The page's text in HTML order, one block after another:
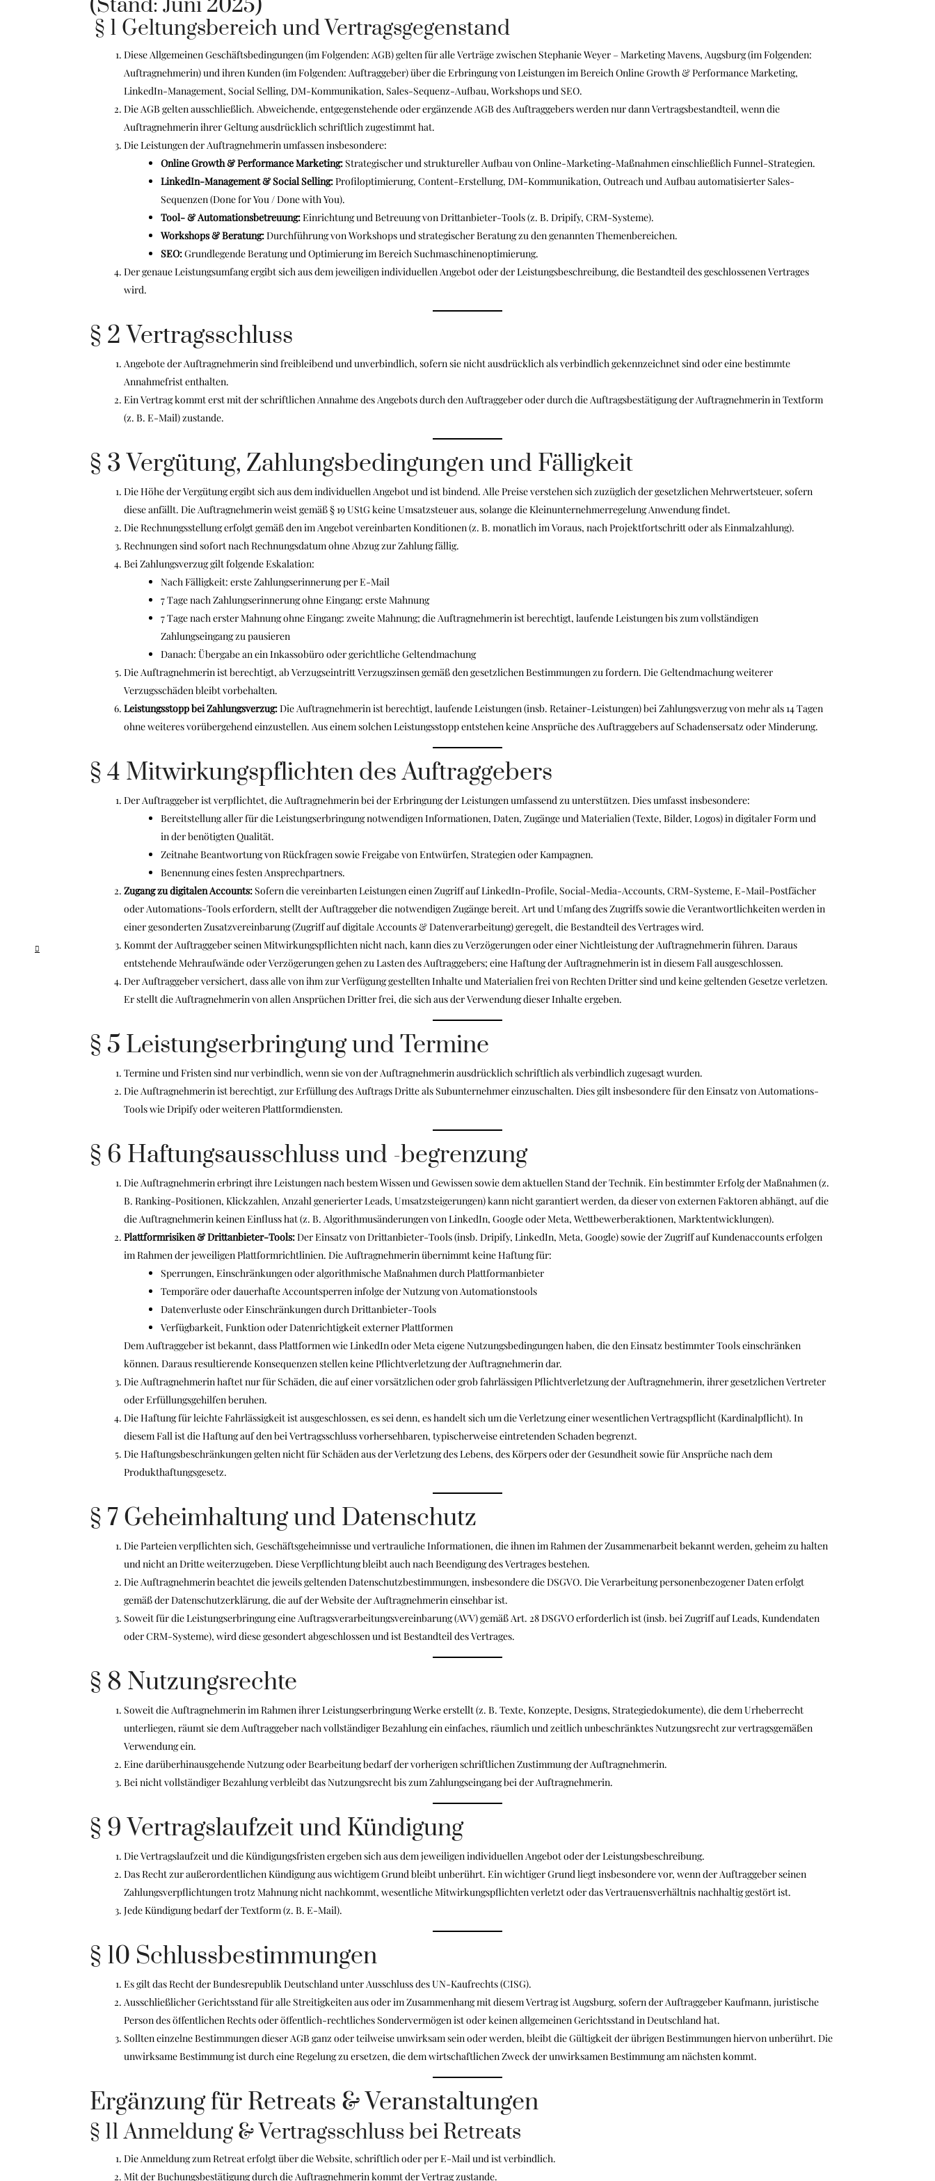
(Stand: Juni 2025)
§ 1 Geltungsbereich und Vertragsgegenstand
Diese Allgemeinen Geschäftsbedingungen (im Folgenden: AGB) gelten für alle Verträge zwischen Stephanie Weyer – Marketing Mavens, Augsburg (im Folgenden:
Auftragnehmerin) und ihren Kunden (im Folgenden: Auftraggeber) über die Erbringung von Leistungen im Bereich Online Growth & Performance Marketing,
LinkedIn-Management, Social Selling, DM-Kommunikation, Sales-Sequenz-Aufbau, Workshops und SEO.
Die AGB gelten ausschließlich. Abweichende, entgegenstehende oder ergänzende AGB des Auftraggebers werden nur dann Vertragsbestandteil, wenn die
Auftragnehmerin ihrer Geltung ausdrücklich schriftlich zugestimmt hat.
Die Leistungen der Auftragnehmerin umfassen insbesondere:
Online Growth & Performance Marketing:Strategischer und struktureller Aufbau von Online-Marketing-Maßnahmen einschließlich Funnel-Strategien.
LinkedIn-Management & Social Selling:Profiloptimierung, Content-Erstellung, DM-Kommunikation, Outreach und Aufbau automatisierter Sales-
Sequenzen (Done for You / Done with You).
Tool- & Automationsbetreuung:Einrichtung und Betreuung von Drittanbieter-Tools (z. B. Dripify, CRM-Systeme).
Workshops & Beratung:Durchführung von Workshops und strategischer Beratung zu den genannten Themenbereichen.
SEO:Grundlegende Beratung und Optimierung im Bereich Suchmaschinenoptimierung.
Der genaue Leistungsumfang ergibt sich aus dem jeweiligen individuellen Angebot oder der Leistungsbeschreibung, die Bestandteil des geschlossenen Vertrages
wird.
§ 2 Vertragsschluss
Angebote der Auftragnehmerin sind freibleibend und unverbindlich, sofern sie nicht ausdrücklich als verbindlich gekennzeichnet sind oder eine bestimmte
Annahmefrist enthalten.
Ein Vertrag kommt erst mit der schriftlichen Annahme des Angebots durch den Auftraggeber oder durch die Auftragsbestätigung der Auftragnehmerin in Textform
(z. B. E-Mail) zustande.
§ 3 Vergütung, Zahlungsbedingungen und Fälligkeit
Die Höhe der Vergütung ergibt sich aus dem individuellen Angebot und ist bindend. Alle Preise verstehen sich zuzüglich der gesetzlichen Mehrwertsteuer, sofern
diese anfällt. Die Auftragnehmerin weist gemäß § 19 UStG keine Umsatzsteuer aus, solange die Kleinunternehmerregelung Anwendung findet.
Die Rechnungsstellung erfolgt gemäß den im Angebot vereinbarten Konditionen (z. B. monatlich im Voraus, nach Projektfortschritt oder als Einmalzahlung).
Rechnungen sind sofort nach Rechnungsdatum ohne Abzug zur Zahlung fällig.
Bei Zahlungsverzug gilt folgende Eskalation:
Nach Fälligkeit: erste Zahlungserinnerung per E-Mail
7 Tage nach Zahlungserinnerung ohne Eingang: erste Mahnung
7 Tage nach erster Mahnung ohne Eingang: zweite Mahnung; die Auftragnehmerin ist berechtigt, laufende Leistungen bis zum vollständigen
Zahlungseingang zu pausieren
Danach: Übergabe an ein Inkassobüro oder gerichtliche Geltendmachung
Die Auftragnehmerin ist berechtigt, ab Verzugseintritt Verzugszinsen gemäß den gesetzlichen Bestimmungen zu fordern. Die Geltendmachung weiterer
Verzugsschäden bleibt vorbehalten.
Leistungsstopp bei Zahlungsverzug:Die Auftragnehmerin ist berechtigt, laufende Leistungen (insb. Retainer-Leistungen) bei Zahlungsverzug von mehr als 14 Tagen
ohne weiteres vorübergehend einzustellen. Aus einem solchen Leistungsstopp entstehen keine Ansprüche des Auftraggebers auf Schadensersatz oder Minderung.
§ 4 Mitwirkungspflichten des Auftraggebers
Der Auftraggeber ist verpflichtet, die Auftragnehmerin bei der Erbringung der Leistungen umfassend zu unterstützen. Dies umfasst insbesondere:
Bereitstellung aller für die Leistungserbringung notwendigen Informationen, Daten, Zugänge und Materialien (Texte, Bilder, Logos) in digitaler Form und
in der benötigten Qualität.
Zeitnahe Beantwortung von Rückfragen sowie Freigabe von Entwürfen, Strategien oder Kampagnen.
Benennung eines festen Ansprechpartners.
Zugang zu digitalen Accounts:Sofern die vereinbarten Leistungen einen Zugriff auf LinkedIn-Profile, Social-Media-Accounts, CRM-Systeme, E-Mail-Postfächer
oder Automations-Tools erfordern, stellt der Auftraggeber die notwendigen Zugänge bereit. Art und Umfang des Zugriffs sowie die Verantwortlichkeiten werden in
einer gesonderten Zusatzvereinbarung (Zugriff auf digitale Accounts & Datenverarbeitung) geregelt, die Bestandteil des Vertrages wird.
Kommt der Auftraggeber seinen Mitwirkungspflichten nicht nach, kann dies zu Verzögerungen oder einer Nichtleistung der Auftragnehmerin führen. Daraus
entstehende Mehraufwände oder Verzögerungen gehen zu Lasten des Auftraggebers; eine Haftung der Auftragnehmerin ist in diesem Fall ausgeschlossen.
Der Auftraggeber versichert, dass alle von ihm zur Verfügung gestellten Inhalte und Materialien frei von Rechten Dritter sind und keine geltenden Gesetze verletzen.
Er stellt die Auftragnehmerin von allen Ansprüchen Dritter frei, die sich aus der Verwendung dieser Inhalte ergeben.
§ 5 Leistungserbringung und Termine
Termine und Fristen sind nur verbindlich, wenn sie von der Auftragnehmerin ausdrücklich schriftlich als verbindlich zugesagt wurden.
Die Auftragnehmerin ist berechtigt, zur Erfüllung des Auftrags Dritte als Subunternehmer einzuschalten. Dies gilt insbesondere für den Einsatz von Automations-
Tools wie Dripify oder weiteren Plattformdiensten.
§ 6 Haftungsausschluss und -begrenzung
Die Auftragnehmerin erbringt ihre Leistungen nach bestem Wissen und Gewissen sowie dem aktuellen Stand der Technik. Ein bestimmter Erfolg der Maßnahmen (z.
B. Ranking-Positionen, Klickzahlen, Anzahl generierter Leads, Umsatzsteigerungen) kann nicht garantiert werden, da dieser von externen Faktoren abhängt, auf die
die Auftragnehmerin keinen Einfluss hat (z. B. Algorithmusänderungen von LinkedIn, Google oder Meta, Wettbewerberaktionen, Marktentwicklungen).
Plattformrisiken & Drittanbieter-Tools:Der Einsatz von Drittanbieter-Tools (insb. Dripify, LinkedIn, Meta, Google) sowie der Zugriff auf Kundenaccounts erfolgen
im Rahmen der jeweiligen Plattformrichtlinien. Die Auftragnehmerin übernimmt keine Haftung für:
Sperrungen, Einschränkungen oder algorithmische Maßnahmen durch Plattformanbieter
Temporäre oder dauerhafte Accountsperren infolge der Nutzung von Automationstools
Datenverluste oder Einschränkungen durch Drittanbieter-Tools
Verfügbarkeit, Funktion oder Datenrichtigkeit externer Plattformen
Dem Auftraggeber ist bekannt, dass Plattformen wie LinkedIn oder Meta eigene Nutzungsbedingungen haben, die den Einsatz bestimmter Tools einschränken
können. Daraus resultierende Konsequenzen stellen keine Pflichtverletzung der Auftragnehmerin dar.
Die Auftragnehmerin haftet nur für Schäden, die auf einer vorsätzlichen oder grob fahrlässigen Pflichtverletzung der Auftragnehmerin, ihrer gesetzlichen Vertreter
oder Erfüllungsgehilfen beruhen.
Die Haftung für leichte Fahrlässigkeit ist ausgeschlossen, es sei denn, es handelt sich um die Verletzung einer wesentlichen Vertragspflicht (Kardinalpflicht). In
diesem Fall ist die Haftung auf den bei Vertragsschluss vorhersehbaren, typischerweise eintretenden Schaden begrenzt.
Die Haftungsbeschränkungen gelten nicht für Schäden aus der Verletzung des Lebens, des Körpers oder der Gesundheit sowie für Ansprüche nach dem
Produkthaftungsgesetz.
§ 7 Geheimhaltung und Datenschutz
Die Parteien verpflichten sich, Geschäftsgeheimnisse und vertrauliche Informationen, die ihnen im Rahmen der Zusammenarbeit bekannt werden, geheim zu halten
und nicht an Dritte weiterzugeben. Diese Verpflichtung bleibt auch nach Beendigung des Vertrages bestehen.
Die Auftragnehmerin beachtet die jeweils geltenden Datenschutzbestimmungen, insbesondere die DSGVO. Die Verarbeitung personenbezogener Daten erfolgt
gemäß der Datenschutzerklärung, die auf der Website der Auftragnehmerin einsehbar ist.
Soweit für die Leistungserbringung eine Auftragsverarbeitungsvereinbarung (AVV) gemäß Art. 28 DSGVO erforderlich ist (insb. bei Zugriff auf Leads, Kundendaten
oder CRM-Systeme), wird diese gesondert abgeschlossen und ist Bestandteil des Vertrages.
§ 8 Nutzungsrechte
Soweit die Auftragnehmerin im Rahmen ihrer Leistungserbringung Werke erstellt (z. B. Texte, Konzepte, Designs, Strategiedokumente), die dem Urheberrecht
unterliegen, räumt sie dem Auftraggeber nach vollständiger Bezahlung ein einfaches, räumlich und zeitlich unbeschränktes Nutzungsrecht zur vertragsgemäßen
Verwendung ein.
Eine darüberhinausgehende Nutzung oder Bearbeitung bedarf der vorherigen schriftlichen Zustimmung der Auftragnehmerin.
Bei nicht vollständiger Bezahlung verbleibt das Nutzungsrecht bis zum Zahlungseingang bei der Auftragnehmerin.
§ 9 Vertragslaufzeit und Kündigung
Die Vertragslaufzeit und die Kündigungsfristen ergeben sich aus dem jeweiligen individuellen Angebot oder der Leistungsbeschreibung.
Das Recht zur außerordentlichen Kündigung aus wichtigem Grund bleibt unberührt. Ein wichtiger Grund liegt insbesondere vor, wenn der Auftraggeber seinen
Zahlungsverpflichtungen trotz Mahnung nicht nachkommt, wesentliche Mitwirkungspflichten verletzt oder das Vertrauensverhältnis nachhaltig gestört ist.
Jede Kündigung bedarf der Textform (z. B. E-Mail).
§ 10 Schlussbestimmungen
Es gilt das Recht der Bundesrepublik Deutschland unter Ausschluss des UN-Kaufrechts (CISG).
Ausschließlicher Gerichtsstand für alle Streitigkeiten aus oder im Zusammenhang mit diesem Vertrag ist Augsburg, sofern der Auftraggeber Kaufmann, juristische
Person des öffentlichen Rechts oder öffentlich-rechtliches Sondervermögen ist oder keinen allgemeinen Gerichtsstand in Deutschland hat.
Sollten einzelne Bestimmungen dieser AGB ganz oder teilweise unwirksam sein oder werden, bleibt die Gültigkeit der übrigen Bestimmungen hiervon unberührt. Die
unwirksame Bestimmung ist durch eine Regelung zu ersetzen, die dem wirtschaftlichen Zweck der unwirksamen Bestimmung am nächsten kommt.
Ergänzung für Retreats & Veranstaltungen
§ 11 Anmeldung & Vertragsschluss bei Retreats
Die Anmeldung zum Retreat erfolgt über die Website, schriftlich oder per E-Mail und ist verbindlich.
Mit der Buchungsbestätigung durch die Auftragnehmerin kommt der Vertrag zustande.